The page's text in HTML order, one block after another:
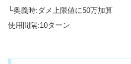
└奥義時:ダメ上限値に50万加算
使用間隔:10ターン